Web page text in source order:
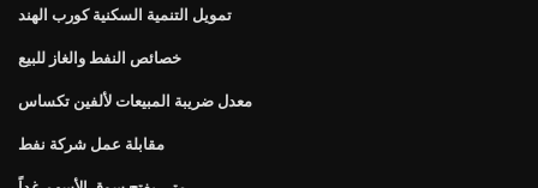
تمويل التنمية السكنية كورب الهند
خصائص النفط والغاز للبيع
معدل ضريبة المبيعات لألفين تكساس
مقابلة عمل شركة نفط